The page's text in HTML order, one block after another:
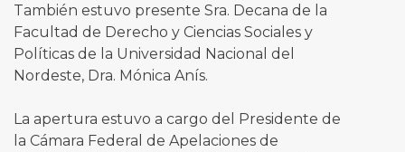
También estuvo presente Sra. Decana de la
Facultad de Derecho y Ciencias Sociales y
Políticas de la Universidad Nacional del
Nordeste, Dra. Mónica Anís.
La apertura estuvo a cargo del Presidente de
la Cámara Federal de Apelaciones de